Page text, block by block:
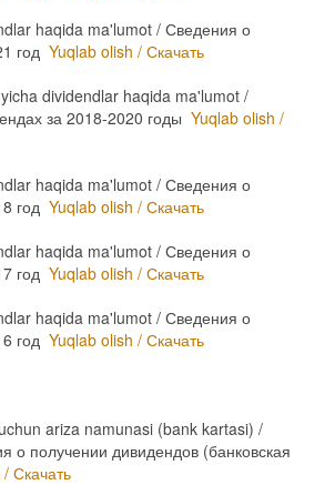
haqida ma'lumot / Сведения о
год Yuqlab olish / Скачать
dividendlar haqida ma'lumot /
за 2018-2020 годы Yuqlab olish /
haqida ma'lumot / Сведения о
год Yuqlab olish / Скачать
haqida ma'lumot / Сведения о
год Yuqlab olish / Скачать
haqida ma'lumot / Сведения о
год Yuqlab olish / Скачать
ariza namunasi (bank kartasi) /
о получении дивидендов (банковская
Скачать